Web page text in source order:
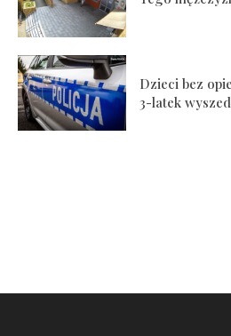
Dzieci bez
3-latek